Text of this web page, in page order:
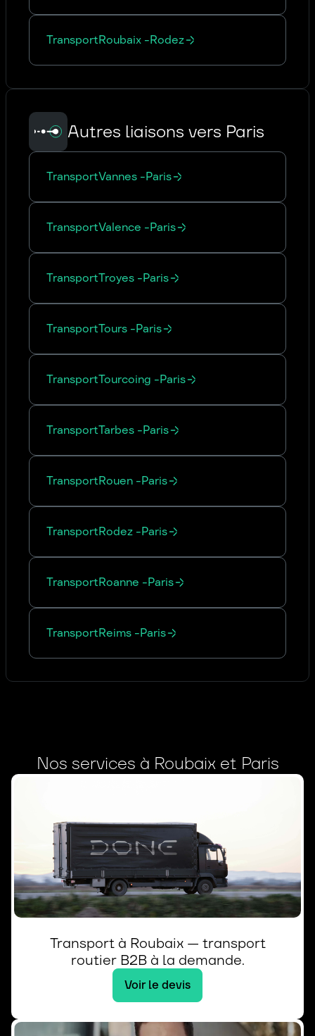
TransportRoubaix -Rodez
Autres liaisons vers Paris
TransportVannes -Paris
TransportValence -Paris
TransportTroyes -Paris
TransportTours -Paris
TransportTourcoing -Paris
TransportTarbes -Paris
TransportRouen -Paris
TransportRodez -Paris
TransportRoanne -Paris
TransportReims -Paris
Nos services à Roubaix et Paris
Transport à Roubaix — transport
routier B2B à la demande.
Voir le devis